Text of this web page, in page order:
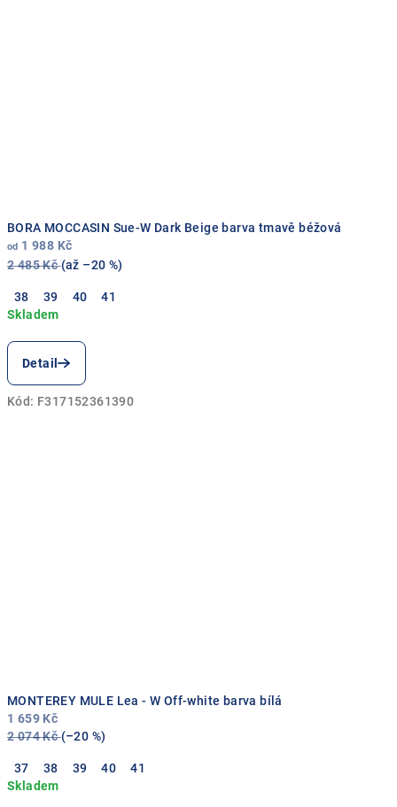
BORA MOCCASIN Sue-W Dark Beige barva tmavě béžová
od 1 988 Kč
2 485 Kč (až –20 %)
38 39 40 41
Detail
Kód: F317152361390
MONTEREY MULE Lea - W Off-white barva bílá
1 659 Kč
2 074 Kč (–20 %)
37 38 39 40 41